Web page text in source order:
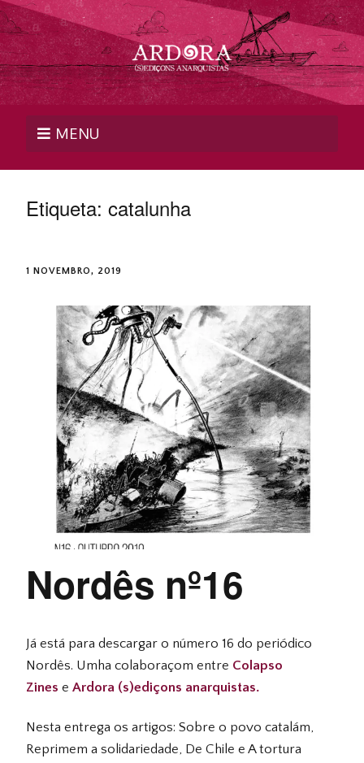
MENU
Etiqueta: catalunha
1 NOVEMBRO, 2019
Nordês nº16
Já está para descargar o número 16 do periódico
Nordês. Umha colaboraçom entre Colapso
Zines e Ardora (s)ediçons anarquistas.
Nesta entrega os artigos: Sobre o povo catalám,
Reprimem a solidariedade, De Chile e A tortura